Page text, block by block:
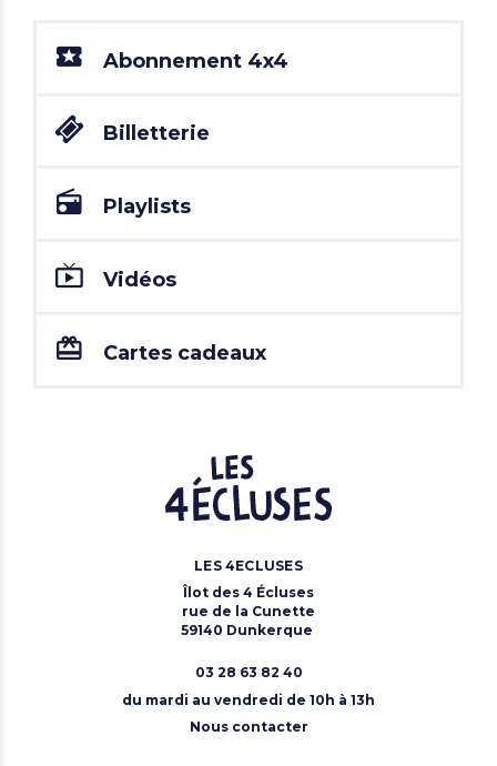
Abonnement 4x4
Billetterie
Playlists
Vidéos
Cartes cadeaux
LES 4ECLUSES
Îlot des 4 Écluses
rue de la Cunette
59140 Dunkerque
03 28 63 82 40
du mardi au vendredi de 10h à 13h
Nous contacter